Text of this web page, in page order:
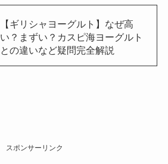
【ギリシャヨーグルト】なぜ高
い？まずい？カスピ海ヨーグルト
との違いなど疑問完全解説
スポンサーリンク